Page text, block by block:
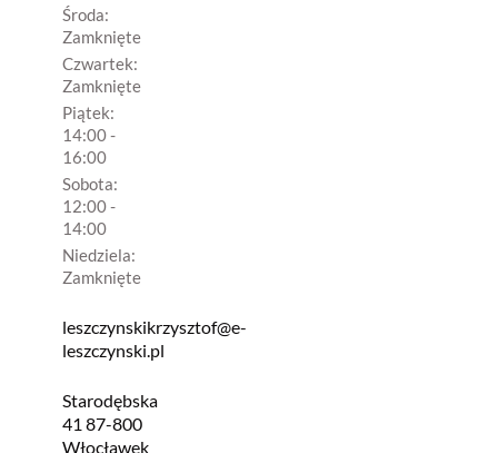
Środa:
Zamknięte
Czwartek:
Zamknięte
Piątek:
14:00 -
16:00
Sobota:
12:00 -
14:00
Niedziela:
Zamknięte
leszczynskikrzysztof@e-
leszczynski.pl
Starodębska
41 87-800
Włocławek